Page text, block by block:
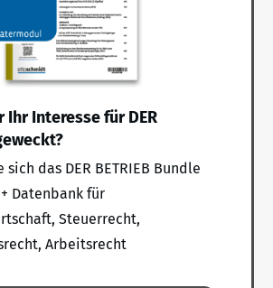
Ihr Interesse für DER
sich das DER BETRIEB Bundle
Datenbank für
Steuerrecht,
Arbeitsrecht